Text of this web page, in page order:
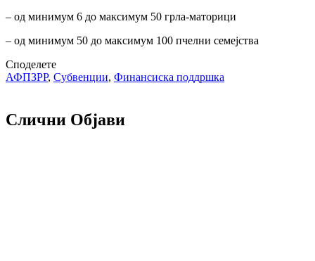
– од минимум 6 до максимум 50 грла-маторици
– од минимум 50 до максимум 100 пчелни семејства
Споделете
АФПЗРР, Субвенции, Финансиска поддршка
Слични Објави